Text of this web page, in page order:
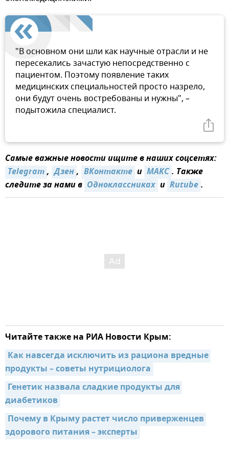
"В основном они шли как научные отрасли и не
пересекались зачастую непосредственно с
пациентом. Поэтому появление таких
медицинских специальностей просто назрело,
они будут очень востребованы и нужны", –
подытожила специалист.
Самые важные новости ищите в наших соцсетях:
Telegram, Дзен, ВКонтакте и MAКС. Также
следите за нами в Одноклассниках и Rutube.
Читайте также на РИА Новости Крым:
Как навсегда исключить из рациона вредные
продукты – советы нутрициолога
Генетик назвала сладкие продукты для
диабетиков
Почему в Крыму растет число приверженцев
здорового питания – эксперты